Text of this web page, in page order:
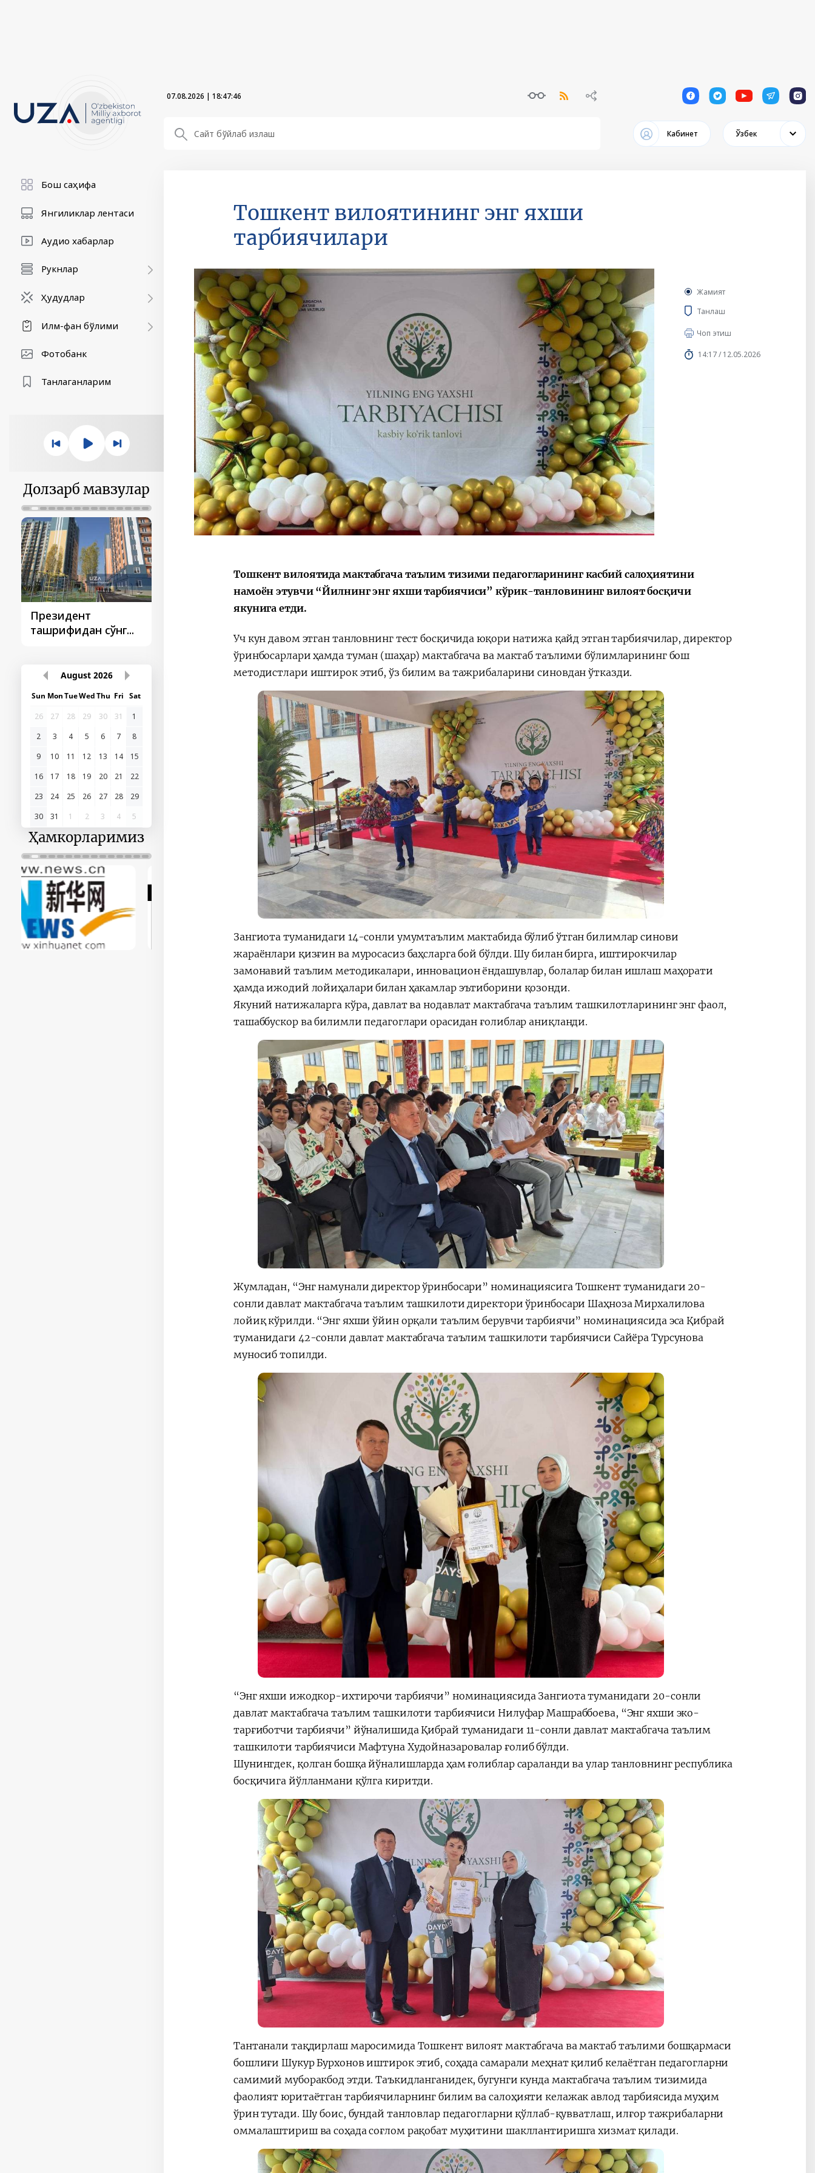
07.08.2026 | 18:47:48 1 1 1 1 1
Кабинет Ўзбек
Бош саҳифа
Янгиликлар лентаси
Аудио хабарлар
Рукнлар
Ҳудудлар
Илм-фан бўлими
Фотобанк
Танлаганларим
Долзарб мавзулар
Президент
ташрифидан сўнг...
Мирзиёев
раислигида
ўтказилган
видеоселектор
йиғилишлари
August 2026
Sun MonTueWedThu Fri Sat
26
27 28 29 30 31
1
2
3 4 5 6 7
8
9
10 11 12 13 14
15
16
17 18 19 20 21
22
23
24 25 26 27 28
29
30
31 1 2 3 4 5
Ҳамкорларимиз
Тошкент вилоятининг энг яхши
тарбиячилари
Жамият
Танлаш
Чоп этиш
14:17 / 12.05.2026
Тошкент вилоятида мактабгача таълим тизими педагогларининг касбий салоҳиятини
намоён этувчи “Йилнинг энг яхши тарбиячиси” кўрик-танловининг вилоят босқичи
якунига етди.
Уч кун давом этган танловнинг тест босқичида юқори натижа қайд этган тарбиячилар, директор
ўринбосарлари ҳамда туман (шаҳар) мактабгача ва мактаб таълими бўлимларининг бош
методистлари иштирок этиб, ўз билим ва тажрибаларини синовдан ўтказди.
Зангиота туманидаги 14-сонли умумтаълим мактабида бўлиб ўтган билимлар синови
жараёнлари қизғин ва муросасиз баҳсларга бой бўлди. Шу билан бирга, иштирокчилар
замонавий таълим методикалари, инновацион ёндашувлар, болалар билан ишлаш маҳорати
ҳамда ижодий лойиҳалари билан ҳакамлар эътиборини қозонди.
Якуний натижаларга кўра, давлат ва нодавлат мактабгача таълим ташкилотларининг энг фаол,
ташаббускор ва билимли педагоглари орасидан ғолиблар аниқланди.
Жумладан, “Энг намунали директор ўринбосари” номинациясига Тошкент туманидаги 20-
сонли давлат мактабгача таълим ташкилоти директори ўринбосари Шаҳноза Мирхалилова
лойиқ кўрилди. “Энг яхши ўйин орқали таълим берувчи тарбиячи” номинациясида эса Қибрай
туманидаги 42-сонли давлат мактабгача таълим ташкилоти тарбиячиси Сайёра Турсунова
муносиб топилди.
“Энг яхши ижодкор-ихтирочи тарбиячи” номинациясида Зангиота туманидаги 20-сонли
давлат мактабгача таълим ташкилоти тарбиячиси Нилуфар Машраббоева, “Энг яхши эко-
тарғиботчи тарбиячи” йўналишида Қибрай туманидаги 11-сонли давлат мактабгача таълим
ташкилоти тарбиячиси Мафтуна Худойназаровалар ғолиб бўлди.
Шунингдек, қолган бошқа йўналишларда ҳам ғолиблар сараланди ва улар танловнинг республика
босқичига йўлланмани қўлга киритди.
Тантанали тақдирлаш маросимида Тошкент вилоят мактабгача ва мактаб таълими бошқармаси
бошлиғи Шукур Бурхонов иштирок этиб, соҳада самарали меҳнат қилиб келаётган педагогларни
самимий муборакбод этди. Таъкидланганидек, бугунги кунда мактабгача таълим тизимида
фаолият юритаётган тарбиячиларнинг билим ва салоҳияти келажак авлод тарбиясида муҳим
ўрин тутади. Шу боис, бундай танловлар педагогларни қўллаб-қувватлаш, илғор тажрибаларни
оммалаштириш ва соҳада соғлом рақобат муҳитини шакллантиришга хизмат қилади.